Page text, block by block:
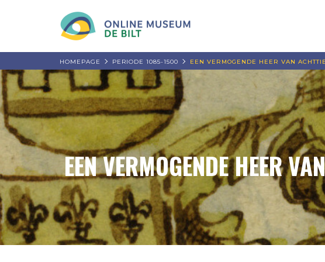
HOMEPAGE PERIODE 1085-1500 EEN VERMOGENDE HEER VAN
EEN VERMOGENDE HEER